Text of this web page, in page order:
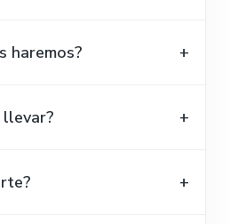
haremos?
llevar?